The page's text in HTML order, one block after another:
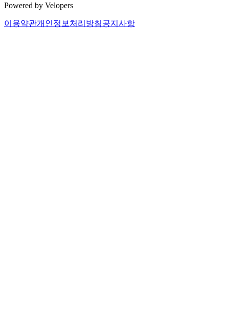
Powered by Velopers
이용약관개인정보처리방침공지사항